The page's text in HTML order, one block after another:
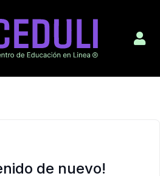
de nuevo!